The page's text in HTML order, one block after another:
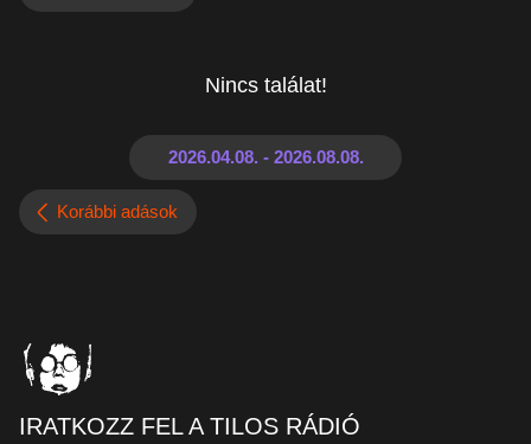
Nincs találat!
Korábbi adások
IRATKOZZ FEL A TILOS RÁDIÓ